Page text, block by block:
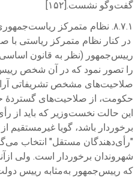
گفت‌وگو نشست.[۱۵۲]
۸.۷.۱. نظام متمرکز ریاست‌جمهوری در رویارویی با نظام صدارتی
در کنار نظام متمرکز ریاستی
رییس‌جمهور (نظر به قانون
را تصور نمود که در آن شخص
صلاحیت‌های مشخص تشریفاتی
حکومت، از صلاحیت‌های گستردۀ
این حالت نخست‌وزیر که باید از
برخوردار باشد، گویا غیرمستقیم
"رأی‌دهندگان مستقل" انتخاب
شهروندان برخوردار است. ولی
که رییس‌جمهور به‌مثابه رییس